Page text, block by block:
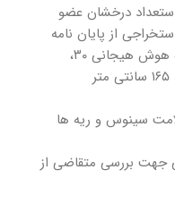
درخشان عضو
با حداقل ۳ مقاله استخراجی از پایان نامه
ارشد و ۵ کتاب ترجمه شده ، با نمره هوش هیجانی ۳۰،
جهت بررسی متقاضی از